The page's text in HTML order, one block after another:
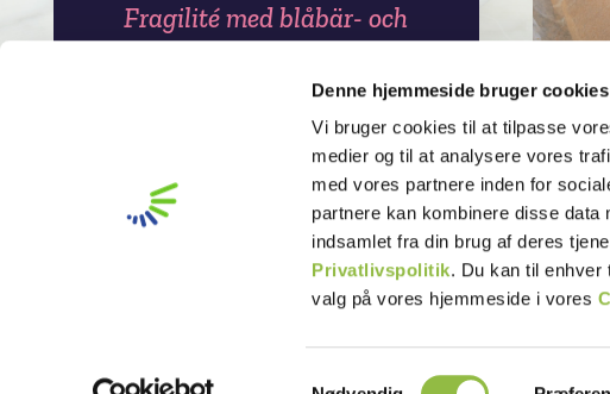
Denne hjemmeside bruger cookies
Vi bruger cookies til at tilpasse
medier og til at analysere vores
med vores partnere inden for
partnere kan kombinere disse data
indsamlet fra din brug af deres
Privatlivspolitik. Du kan til
valg på vores hjemmeside i vores
Fragilité med blåbär- och